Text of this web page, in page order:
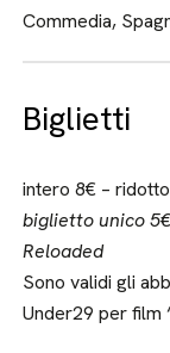
Commedia,
Biglietti
intero 8€ –
biglietto unico
Reloaded
Sono validi gli
Under29 per film